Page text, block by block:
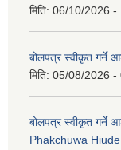
मिति: 06/10/2026 -
बोलपत्र स्वीकृत गर्ने
मिति: 05/08/2026 -
बोलपत्र स्वीकृत
Phakchuwa